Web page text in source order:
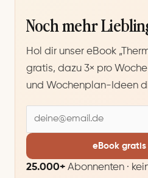
Noch mehr
Hol dir unser eBook
gratis, dazu 3× pro
und Wochenplan-Ideen
a
i
eBook gratis
25.000+ Abonnenten ·